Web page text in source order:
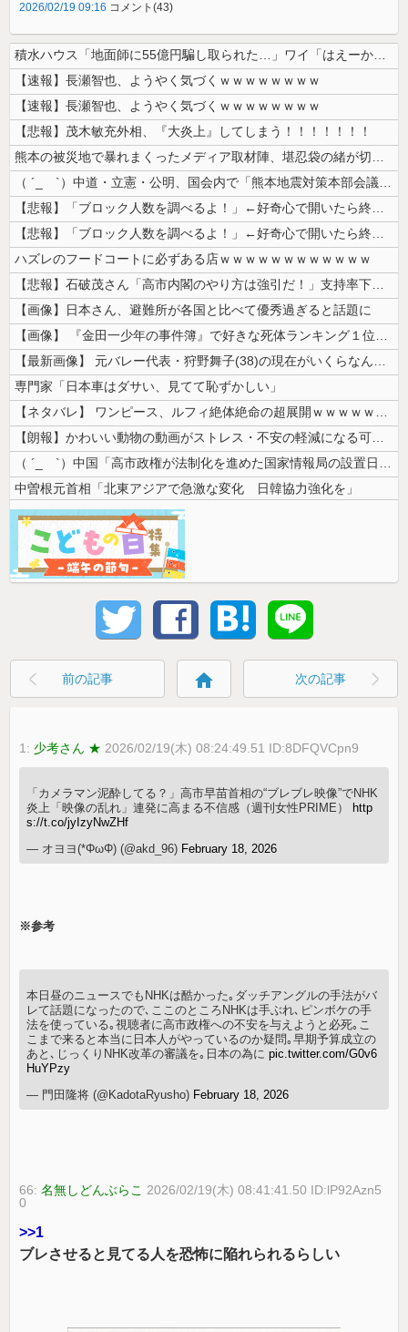
2026/02/19 09:16 コメント(43)
積水ハウス「地面師に55億円騙し取られた…」ワイ「はえーかわいそう…会...
【速報】長瀬智也、ようやく気づくｗｗｗｗｗｗｗｗ
【速報】長瀬智也、ようやく気づくｗｗｗｗｗｗｗｗ
【悲報】茂木敏充外相、『大炎上』してしまう！！！！！！！
熊本の被災地で暴れまくったメディア取材陣、堪忍袋の緒が切れた地元住民が...
（ ´_ゝ`）中道・立憲・公明、国会内で「熊本地震対策本部会議」各省庁...
【悲報】「ブロック人数を調べるよ！」←好奇心で開いたら終わるサイトだっ...
【悲報】「ブロック人数を調べるよ！」←好奇心で開いたら終わるサイトだっ...
ハズレのフードコートに必ずある店ｗｗｗｗｗｗｗｗｗｗｗｗ
【悲報】石破茂さん「高市内閣のやり方は強引だ！」支持率下落の理由を指摘...
【画像】日本さん、避難所が各国と比べて優秀過ぎると話題に
【画像】 『金田一少年の事件簿』で好きな死体ランキング１位がこちら！
【最新画像】 元バレー代表・狩野舞子(38)の現在がいくらなんでも即ハ...
専門家「日本車はダサい、見てて恥ずかしい」
【ネタバレ】 ワンピース、ルフィ絶体絶命の超展開ｗｗｗｗｗｗｗｗｗｗｗ...
【朗報】かわいい動物の動画がストレス・不安の軽減になる可能性。英大学の...
（ ´_ゝ`）中国「高市政権が法制化を進めた国家情報局の設置日が7月3...
中曽根元首相「北東アジアで急激な変化 日韓協力強化を」
前の記事 home 次の記事
1: 少考さん ★ 2026/02/19(木) 08:24:49.51 ID:8DFQVCpn9
「カメラマン泥酔してる？」高市早苗首相の“ブレブレ映像”でNHK
炎上「映像の乱れ」連発に高まる不信感（週刊女性PRIME）
http
s://t.co/jyIzyNwZHf
— オヨヨ(*ΦωΦ) (@akd_96) February 18, 2026
※参考
本日昼のニュースでもNHKは酷かった｡ダッチアングルの手法がバ
レて話題になったので､ここのところNHKは手ぶれ､ピンボケの手
法を使っている｡視聴者に高市政権への不安を与えようと必死｡こ
こまで来ると本当に日本人がやっているのか疑問｡早期予算成立の
あと､じっくりNHK改革の審議を｡日本の為にpic.twitter.com/G0v6
HuYPzy
— 門田隆将 (@KadotaRyusho) February 18, 2026
66:名無しどんぶらこ 2026/02/19(木) 08:41:41.50 ID:lP92Azn5
0
>>1
ブレさせると見てる人を恐怖に陥れられるらしい